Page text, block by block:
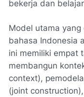
bekerja dan
Model utama
bahasa Indonesia
ini memiliki empat
membangun
context),
(joint